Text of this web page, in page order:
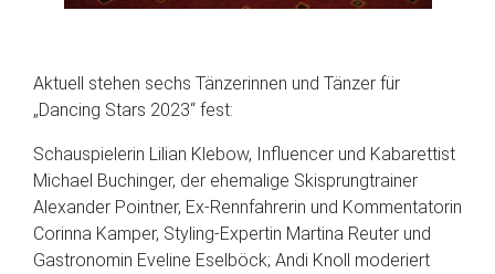
Aktuell stehen sechs Tänzerinnen und Tänzer für
„Dancing Stars 2023“ fest:
Schauspielerin Lilian Klebow, Influencer und Kabarettist
Michael Buchinger, der ehemalige Skisprungtrainer
Alexander Pointner, Ex-Rennfahrerin und Kommentatorin
Corinna Kamper, Styling-Expertin Martina Reuter und
Gastronomin Eveline Eselböck; Andi Knoll moderiert